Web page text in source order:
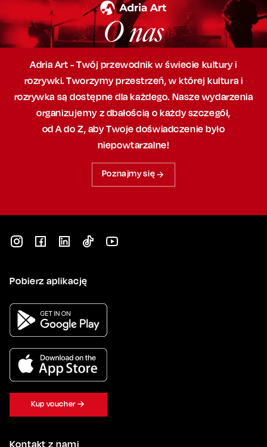
O nas
Adria Art - Twój przewodnik w świecie kultury i
rozrywki. Tworzymy przestrzeń,w której kultura i
rozrywka są dostępne dla każdego. Nasze wydarzenia
organizujemy z dbałością o każdy szczegół,
od A do Z, abyTwoje doświadczenie było
niepowtarzalne!
Poznajmy się
Kontakt z nami
Pobierz aplikację
Kup voucher